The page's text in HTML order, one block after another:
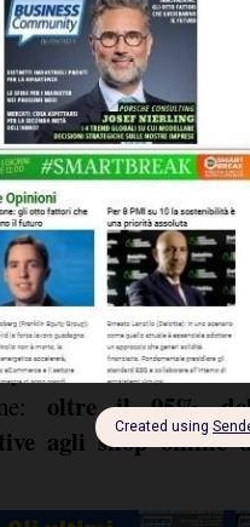
ombra di dubbioil
assumendo
: "basti pensare che
e moderiamo
mezzo e che nel
feedback - per i
una decina di
un caso? - ne
ha aggiunto Hertel.
di esporsi aprendosi
di loro, arriva
oltre il 95%
agli shop online